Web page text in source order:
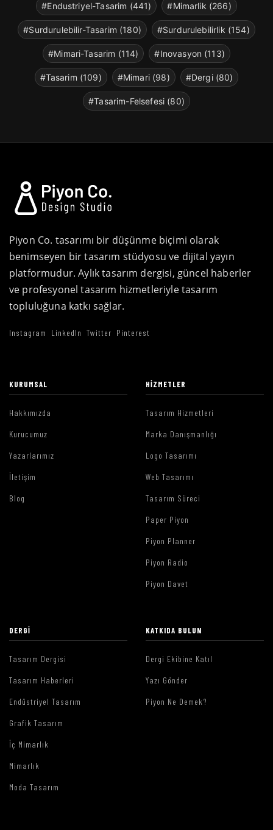
#Endustriyel-Tasarim (441) #Mimarlik (266)
#Surdurulebilir-Tasarim (180) #Surdurulebilirlik (154)
#Mimari-Tasarim (114) #Inovasyon (113)
#Tasarim (109) #Mimari (98) #Dergi (80)
#Tasarim-Felsefesi (80)
Piyon Co. tasarımı bir düşünme biçimi olarak
benimseyen bir tasarım stüdyosu ve dijital yayın
platformudur. Aylık tasarım dergisi, güncel haberler
ve profesyonel tasarım hizmetleriyle tasarım
topluluğuna katkı sağlar.
Instagram LinkedIn Twitter Pinterest
KURUMSAL
Hakkımızda
Kurucumuz
Yazarlarımız
İletişim
Blog
HIZMETLER
Tasarım Hizmetleri
Marka Danışmanlığı
Logo Tasarımı
Web Tasarımı
Tasarım Süreci
Paper Piyon
Piyon Planner
Piyon Radio
Piyon Davet
DERGI
Tasarım Dergisi
Tasarım Haberleri
Endüstriyel Tasarım
Grafik Tasarım
İç Mimarlık
Mimarlık
Moda Tasarım
KATKIDA BULUN
Dergi Ekibine Katıl
Yazı Gönder
Piyon Ne Demek?